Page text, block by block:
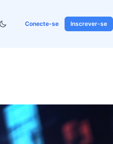
Conecte-se Inscrever-se